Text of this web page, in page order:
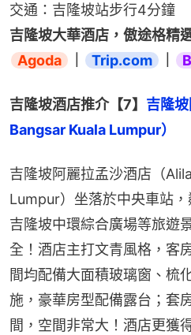
交通：吉隆坡站步行4分鐘
Agoda
Trip.com
吉隆坡酒店推介【7】 吉隆
Bangsar Kuala Lumpur）
吉隆坡阿麗拉孟沙酒店（
Lumpur）坐落於中央車站
吉隆坡中環綜合廣場等旅遊
全！酒店主打文青風格，客
間均配備大面積玻璃窗、梳
施，豪華房型配備露台；套
間，空間非常大！酒店更獲